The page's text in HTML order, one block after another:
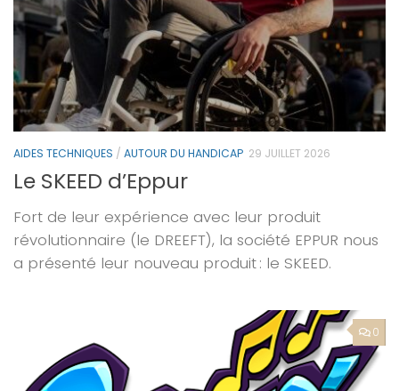
AIDES TECHNIQUES / AUTOUR DU HANDICAP 29 JUILLET 2026
Le SKEED d’Eppur
Fort de leur expérience avec leur produit
révolutionnaire (le DREEFT), la société EPPUR nous
a présenté leur nouveau produit : le SKEED.
0